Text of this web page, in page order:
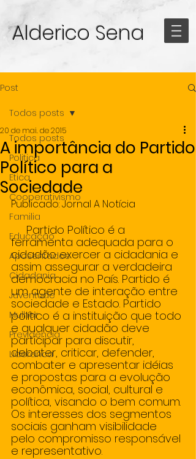
Alderico Sena
Post
Todos posts
Politica
Etica
Cooperativismo
Familia
Educação
Aposentados
Cidadania
Juventude
Mulher
Previdencia
Lideranca
Todos posts
A importância do Partido
Político para a
Sociedade
20 de mai. de 2015
Publicado: Jornal A Notícia
     Partido Político é a
ferramenta adequada para o
cidadão exercer a cidadania e
assim assegurar a verdadeira
democracia no País. Partido é
um agente de interação entre
sociedade e Estado. Partido
político é a instituição que todo
e qualquer cidadão deve
participar para discutir,
debater, criticar, defender,
combater e apresentar idéias
e propostas para a evolução
econômica, social, cultural e
política, visando o bem comum.
Os interesses dos segmentos
sociais ganham visibilidade
pelo compromisso responsável
e representativo.